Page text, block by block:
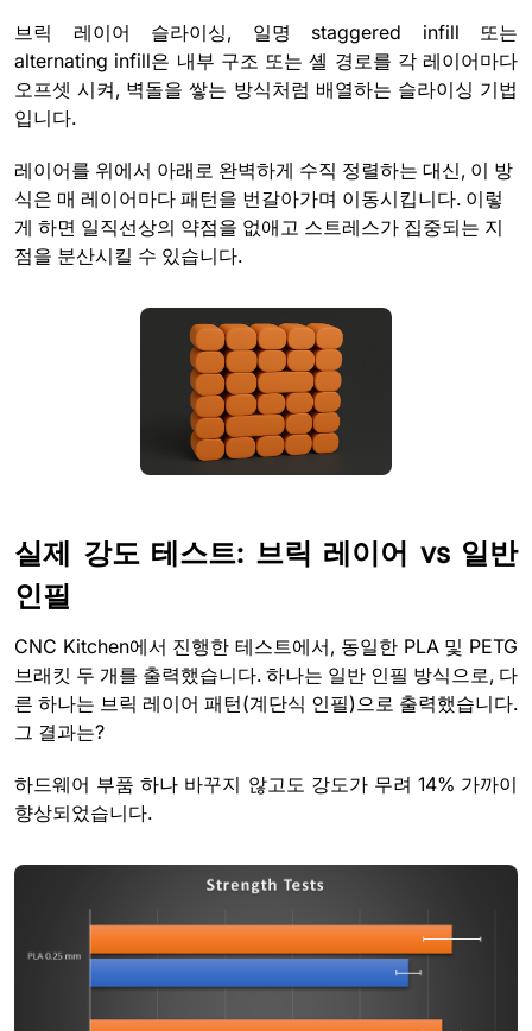
브릭 레이어 슬라이싱, 일명 staggered infill 또는
alternating infill은 내부 구조 또는 셸 경로를 각 레이어마다
오프셋 시켜, 벽돌을 쌓는 방식처럼 배열하는 슬라이싱 기법
입니다.
레이어를 위에서 아래로 완벽하게 수직 정렬하는 대신, 이 방
식은 매 레이어마다 패턴을 번갈아가며 이동시킵니다. 이렇
게 하면 일직선상의 약점을 없애고 스트레스가 집중되는 지
점을 분산시킬 수 있습니다.
실제 강도 테스트: 브릭 레이어 vs 일반
인필
CNC Kitchen에서 진행한 테스트에서, 동일한 PLA 및 PETG
브래킷 두 개를 출력했습니다. 하나는 일반 인필 방식으로, 다
른 하나는 브릭 레이어 패턴(계단식 인필)으로 출력했습니다.
그 결과는?
하드웨어 부품 하나 바꾸지 않고도 강도가 무려 14% 가까이
향상되었습니다.